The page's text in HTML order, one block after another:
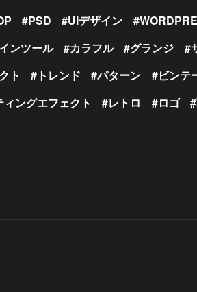
PSD UIデザイン
ンツール カラフル グランジ
ト トレンド パターン ビンテ
ィングエフェクト レトロ ロゴ